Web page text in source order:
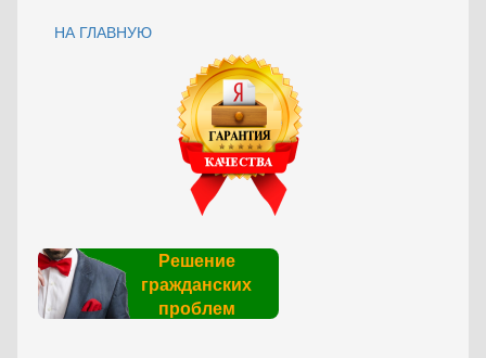
НА ГЛАВНУЮ
Решение
гражданских
проблем